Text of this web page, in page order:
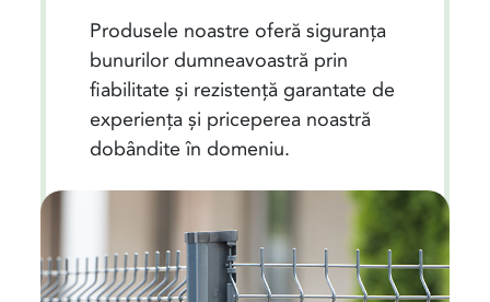
Produsele noastre oferă siguranța
bunurilor dumneavoastră prin
fiabilitate și rezistență garantate de
experiența și priceperea noastră
dobândite în domeniu.